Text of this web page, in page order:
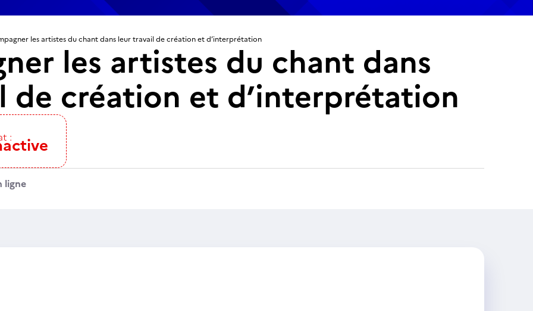
les artistes du chant dans leur travail de création et d’interprétation
les artistes du chant dans
de création et d’interprétation
:
ligne